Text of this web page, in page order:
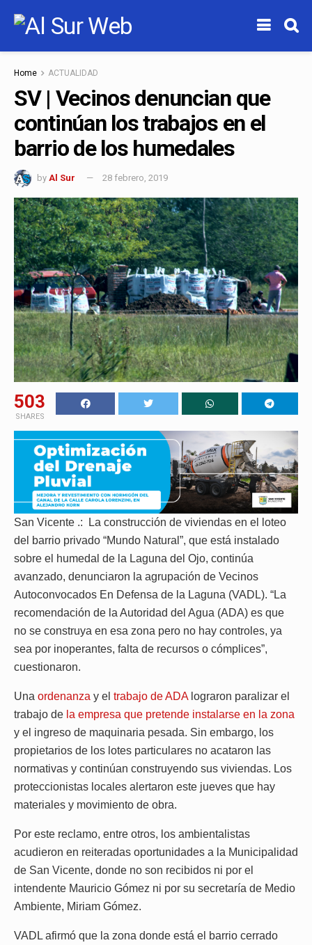
Home ACTUALIDAD
SV | Vecinos denuncian que
continúan los trabajos en el
barrio de los humedales
by Al Sur 28 febrero, 2019
503
SHARES
San Vicente .: La construcción de viviendas en el loteo
del barrio privado “Mundo Natural”, que está instalado
sobre el humedal de la Laguna del Ojo, continúa
avanzado, denunciaron la agrupación de Vecinos
Autoconvocados En Defensa de la Laguna (VADL). “La
recomendación de la Autoridad del Agua (ADA) es que
no se construya en esa zona pero no hay controles, ya
sea por inoperantes, falta de recursos o cómplices”,
cuestionaron.
Una ordenanza y el trabajo de ADAlograron paralizar el
trabajo de la empresa que pretende instalarse en la zona
y el ingreso de maquinaria pesada. Sin embargo, los
propietarios de los lotes particulares no acataron las
normativas y continúan construyendo sus viviendas. Los
proteccionistas locales alertaron este jueves que hay
materiales y movimiento de obra.
Por este reclamo, entre otros, los ambientalistas
acudieron en reiteradas oportunidades a la Municipalidad
de San Vicente, donde no son recibidos ni por el
intendente Mauricio Gómez ni por su secretaría de Medio
Ambiente, Miriam Gómez.
VADL afirmó que la zona donde está el barrio cerrado